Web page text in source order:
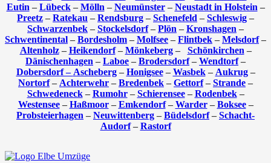
Eutin – Lübeck– Mölln – Neumünster– Neustadt in Holstein –
Preetz – Ratekau – Rendsburg – Schenefeld – Schleswig –
Schwarzenbek – Stockelsdorf– Plön – Kronshagen –
Schwentinental – Bordesholm – Molfsee – Flintbek – Melsdorf–
Altenholz– Heikendorf– Mönkeberg– Schönkirchen –
Dänischenhagen – Laboe – Brodersdorf– Wendtorf–
Dobersdorf – Ascheberg– Honigsee– Wasbek– Aukrug–
Nortorf– Achterwehr – Bredenbek – Gettorf– Strande –
Schwedeneck– Rumohr– Schierensee– Rodenbek–
Westensee– Haßmoor– Emkendorf– Warder– Boksee–
Probsteierhagen – Neuwittenberg – Büdelsdorf– Schacht-
Audorf– Rastorf